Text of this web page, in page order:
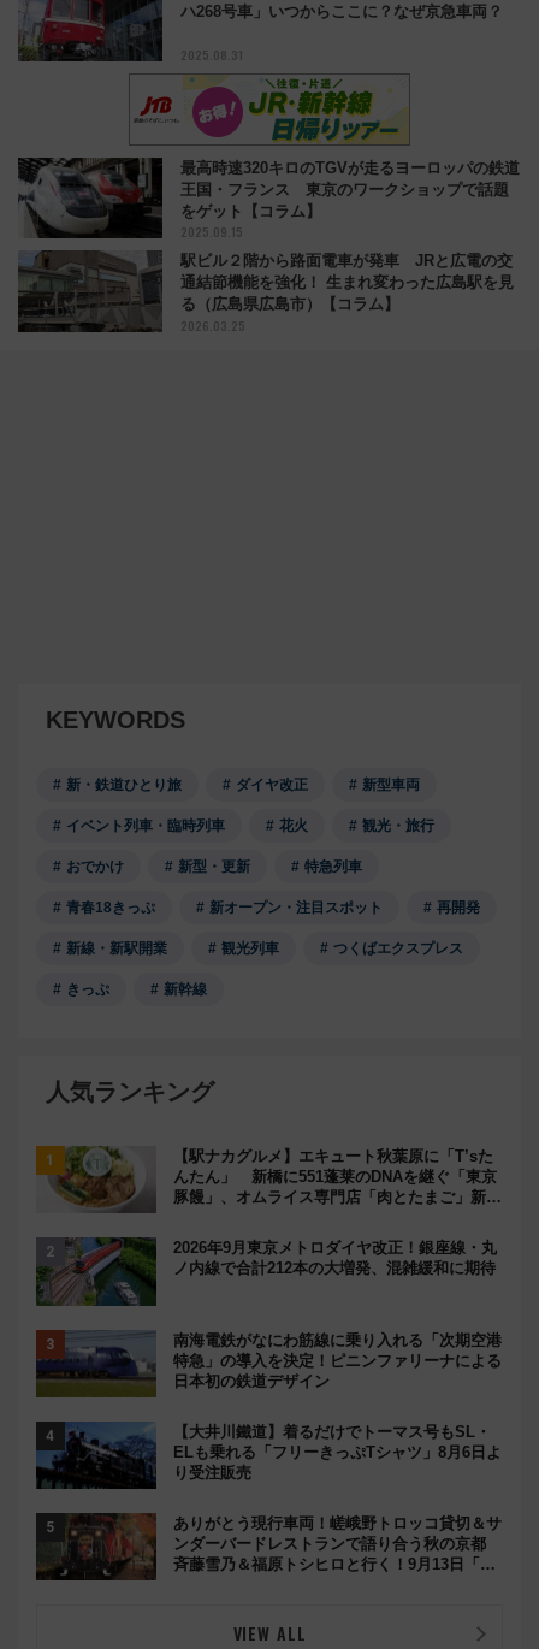
ハ268号車」いつからここに？なぜ京急車両？
2025.08.31
最高時速320キロのTGVが走るヨーロッパの鉄道
王国・フランス 東京のワークショップで話題
をゲット【コラム】
2025.09.15
駅ビル２階から路面電車が発車 JRと広電の交
通結節機能を強化！ 生まれ変わった広島駅を見
る（広島県広島市）【コラム】
2026.03.25
KEYWORDS
新・鉄道ひとり旅 ダイヤ改正 新型車両
イベント列車・臨時列車 花火 観光・旅行
おでかけ 新型・更新 特急列車
青春18きっぷ 新オープン・注目スポット 再開発
新線・新駅開業 観光列車 つくばエクスプレス
きっぷ 新幹線
人気ランキング
【駅ナカグルメ】エキュート秋葉原に「T’sた
んたん」 新橋に551蓬莱のDNAを継ぐ「東京
豚饅」、オムライス専門店「肉とたまご」新グ
2026年9月東京メトロダイヤ改正！銀座線・丸
ノ内線で合計212本の大増発、混雑緩和に期待
南海電鉄がなにわ筋線に乗り入れる「次期空港
特急」の導入を決定！ピニンファリーナによる
日本初の鉄道デザイン
【大井川鐵道】着るだけでトーマス号もSL・
ELも乗れる「フリーきっぷTシャツ」8月6日よ
り受注販売
ありがとう現行車両！嵯峨野トロッコ貸切＆サ
ンダーバードレストランで語り合う秋の京都
斉藤雪乃＆福原トシヒロと行く！9月13日「京
VIEW ALL